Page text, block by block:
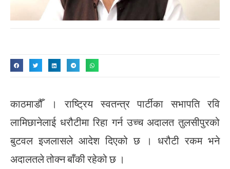
काठमाडौँ । राष्ट्रिय स्वतन्त्र पार्टीका सभापति रवि
लामिछानेलाई धरौटीमा रिहा गर्न उच्च अदालत तुलसीपुरको
बुटवल इजलासले आदेश दिएको छ । धरौटी रकम भने
अदालतले तोक्न बाँकी रहेको छ ।